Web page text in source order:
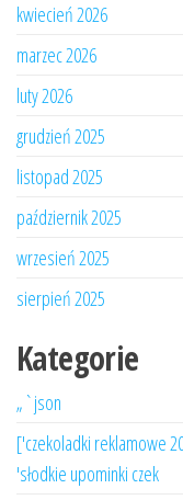
kwiecień 2026
marzec 2026
luty 2026
grudzień 2025
listopad 2025
październik 2025
wrzesień 2025
sierpień 2025
Kategorie
„`json
['czekoladki reklamowe
'słodkie upominki czek